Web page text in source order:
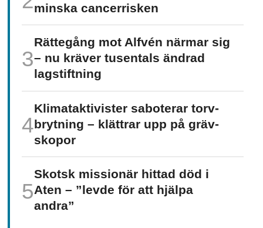
minska cancer­risken
Rättegång mot Alfvén närmar sig
– nu kräver tusentals ändrad
lagstiftning
Klimat­aktivister saboterar torv­
brytning – klättrar upp på gräv­
skopor
Skotsk missionär hittad död i
Aten – ”levde för att hjälpa
andra”